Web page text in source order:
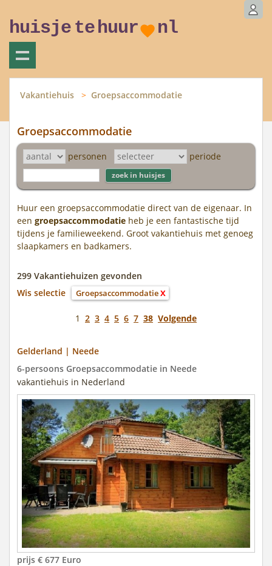
huisje tehuur nl
Vakantiehuis Groepsaccommodatie
Groepsaccommodatie
personen periode
Huur een groepsaccommodatie direct van de eigenaar. In
een groepsaccommodatie heb je een fantastische tijd
tijdens je familieweekend. Groot vakantiehuis met genoeg
slaapkamers en badkamers.
299 Vakantiehuizen gevonden
Wis selectie
GroepsaccommodatieX
1 2 3 4 5 6 7 38 Volgende
Gelderland | Neede
6-persoons Groepsaccommodatie in Neede
vakantiehuis in Nederland
prijs € 677 Euro